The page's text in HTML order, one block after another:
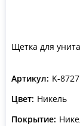
Щетка для
Артикул: K-8727
Цвет: Никель
Покрытие: